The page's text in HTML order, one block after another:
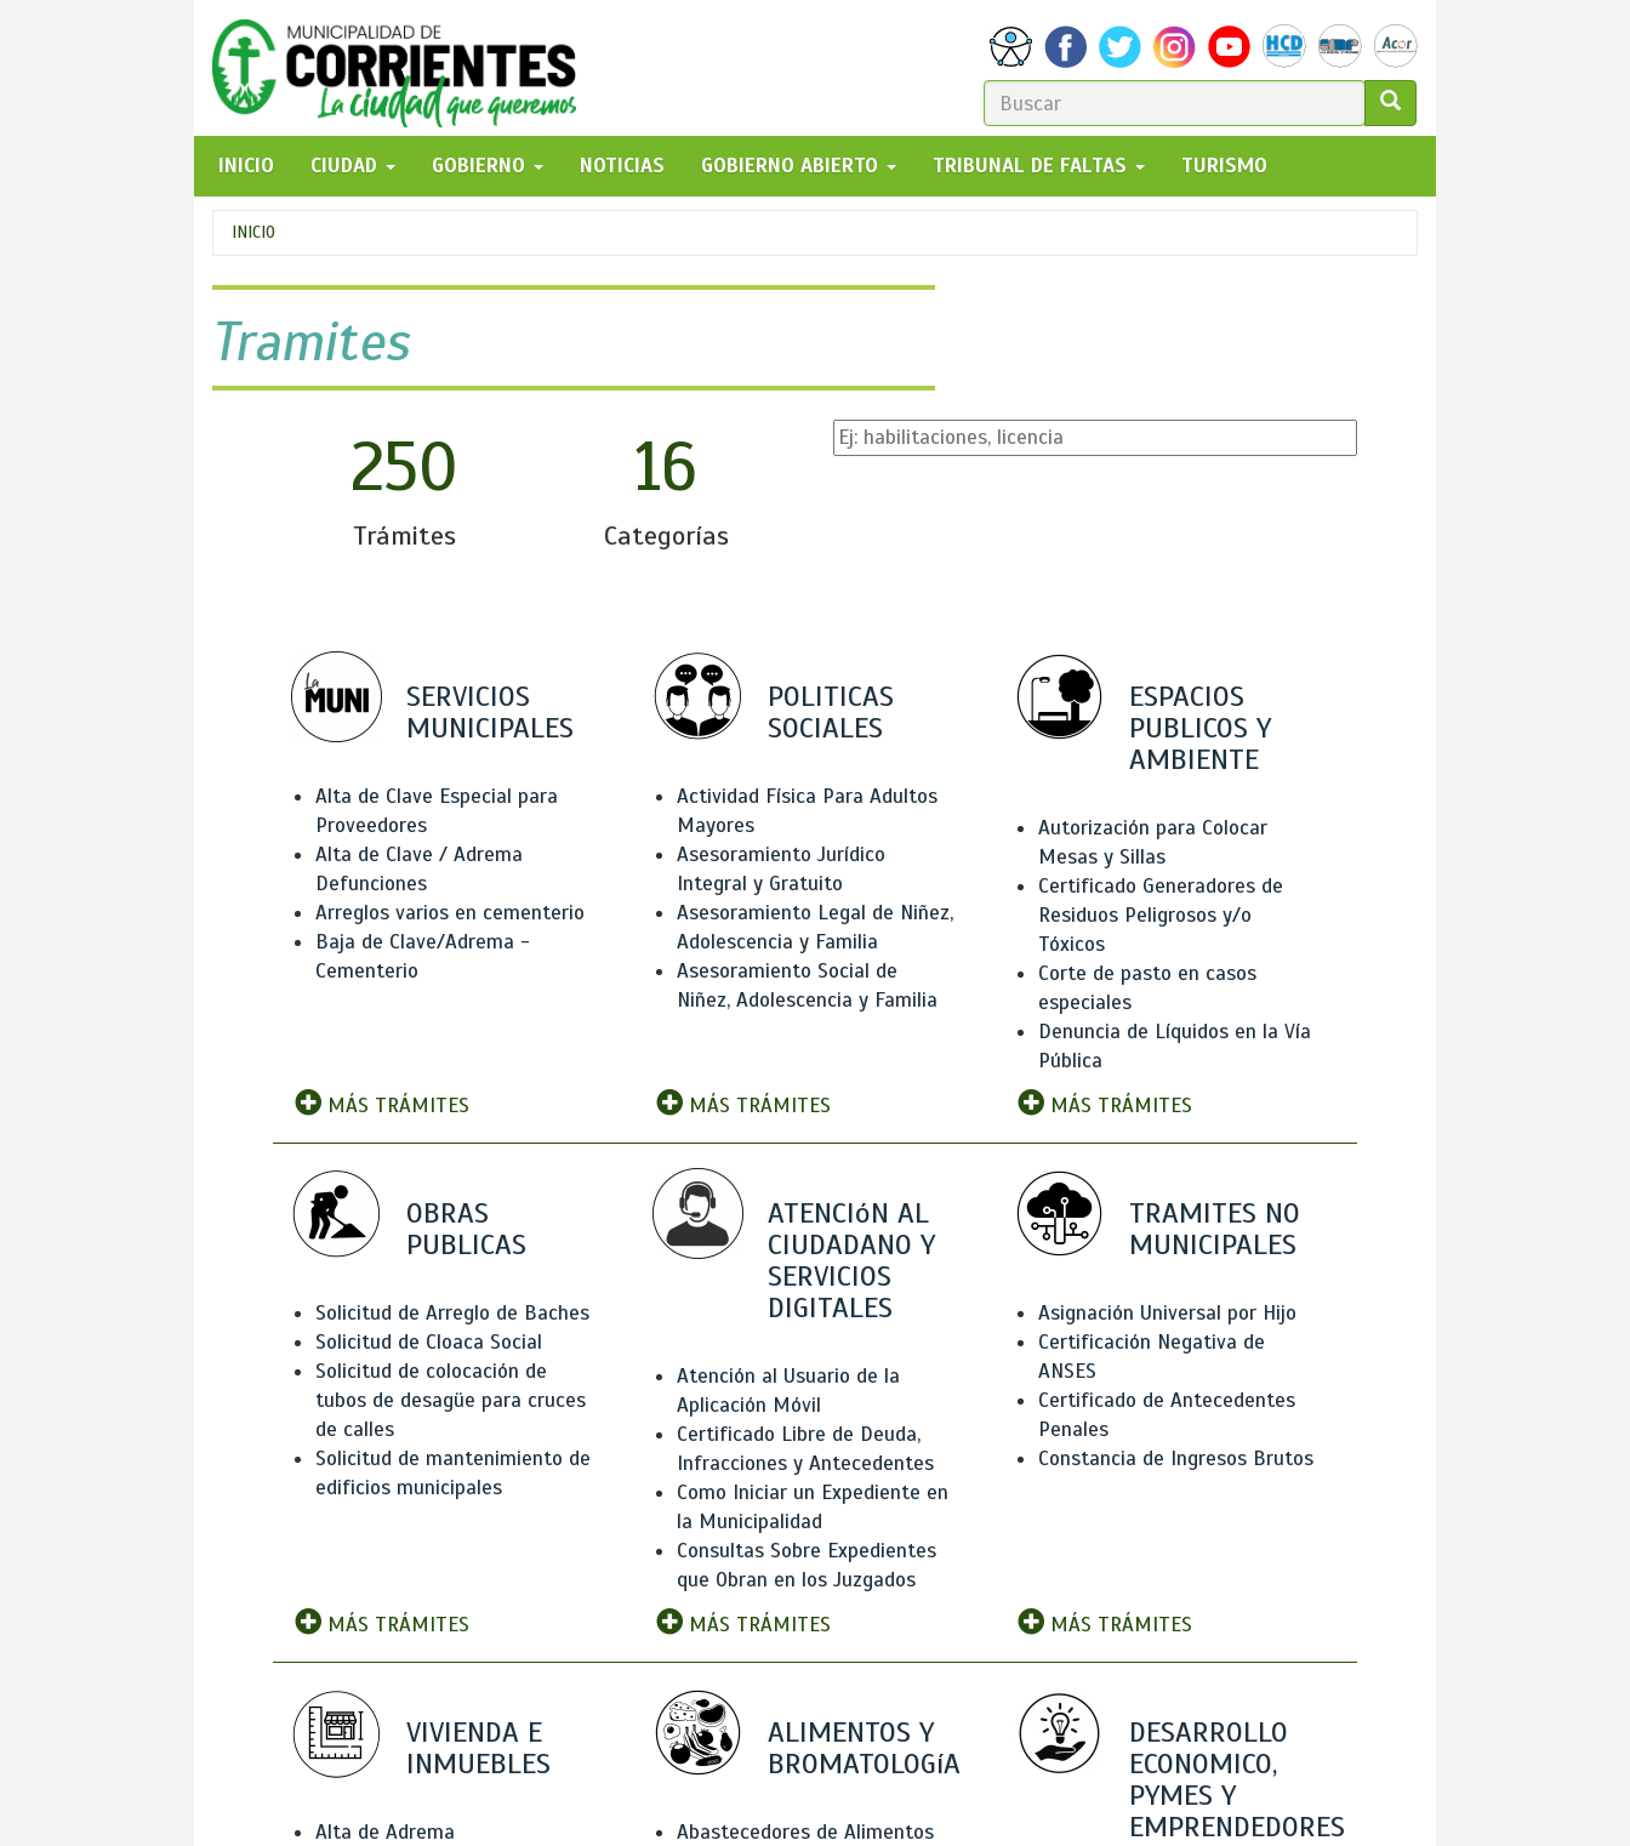
FORMULARIO
DE
BÚSQUEDA
GO!
INICIO
CIUDAD GOBIERNO NOTICIAS GOBIERNO ABIERTO TRIBUNAL DE FALTAS TURISMO
Se
encuentra
usted
aquí
INICIO
Tramites
250
Trámites
16
Categorías
SERVICIOS
MUNICIPALES
Alta de Clave Especial para
Proveedores
Alta de Clave / Adrema
Defunciones
Arreglos varios en cementerio
Baja de Clave/Adrema -
Cementerio
MÁS TRÁMITES
POLITICAS
SOCIALES
Actividad Física Para Adultos
Mayores
Asesoramiento Jurídico
Integral y Gratuito
Asesoramiento Legal de Niñez,
Adolescencia y Familia
Asesoramiento Social de
Niñez, Adolescencia y Familia
MÁS TRÁMITES
ESPACIOS
PUBLICOS Y
AMBIENTE
Autorización para Colocar
Mesas y Sillas
Certificado Generadores de
Residuos Peligrosos y/o
Tóxicos
Corte de pasto en casos
especiales
Denuncia de Líquidos en la Vía
Pública
MÁS TRÁMITES
OBRAS
PUBLICAS
Solicitud de Arreglo de Baches
Solicitud de Cloaca Social
Solicitud de colocación de
tubos de desagüe para cruces
de calles
Solicitud de mantenimiento de
edificios municipales
MÁS TRÁMITES
ATENCIóN AL
CIUDADANO Y
SERVICIOS
DIGITALES
Atención al Usuario de la
Aplicación Móvil
Certificado Libre de Deuda,
Infracciones y Antecedentes
Como Iniciar un Expediente en
la Municipalidad
Consultas Sobre Expedientes
que Obran en los Juzgados
MÁS TRÁMITES
TRAMITES NO
MUNICIPALES
Asignación Universal por Hijo
Certificación Negativa de
ANSES
Certificado de Antecedentes
Penales
Constancia de Ingresos Brutos
MÁS TRÁMITES
VIVIENDA E
INMUEBLES
Alta de Adrema
ALIMENTOS Y
BROMATOLOGíA
Abastecedores de Alimentos
DESARROLLO
ECONOMICO,
PYMES Y
EMPRENDEDORES